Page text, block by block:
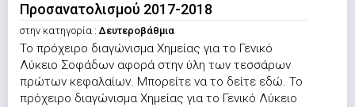
Προσανατολισμού 2017-2018
στην κατηγορία : Δευτεροβάθμια
Το πρόχειρο διαγώνισμα Χημείας για το Γενικό
Λύκειο Σοφάδων αφορά στην ύλη των τεσσάρων
πρώτων κεφαλαίων. Μπορείτε να το δείτε εδώ. Το
πρόχειρο διαγώνισμα Χημείας για το Γενικό Λύκειο